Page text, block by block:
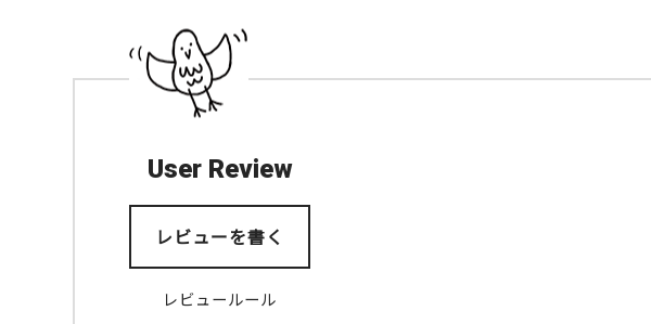
User Review
レビューを書く
レビュールール